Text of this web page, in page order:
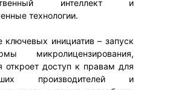
интеллект и
технологии.
ключевых инициатив – запуск
микролицензирования,
откроет доступ к правам для
производителей и